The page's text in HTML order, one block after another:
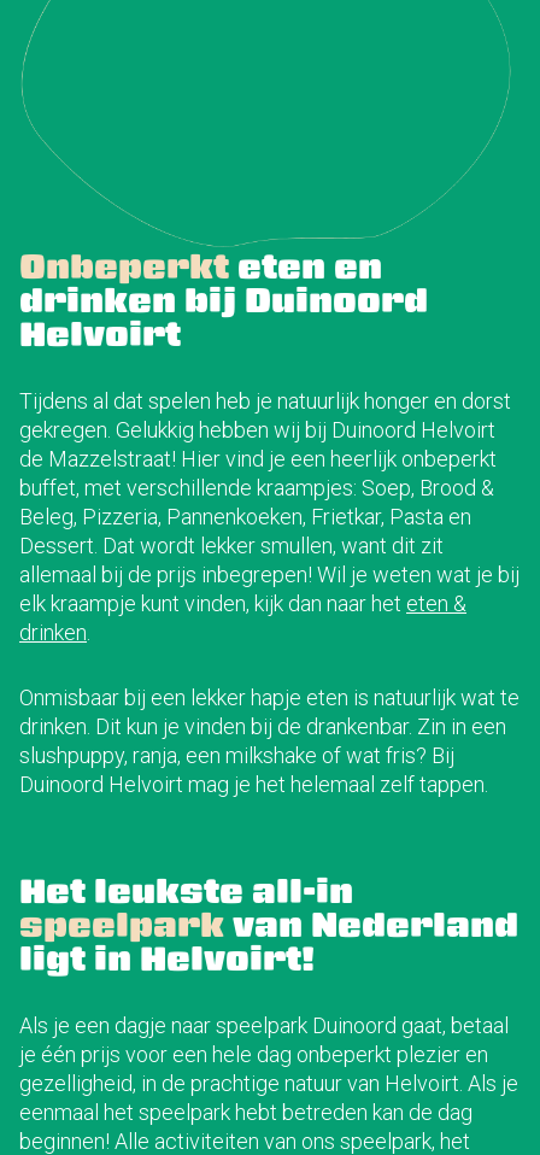
Onbeperkt eten en
drinken bij Duinoord
Helvoirt
Tijdens al dat spelen heb je natuurlijk honger en dorst
gekregen. Gelukkig hebben wij bij Duinoord Helvoirt
de Mazzelstraat! Hier vind je een heerlijk onbeperkt
buffet, met verschillende kraampjes: Soep, Brood &
Beleg, Pizzeria, Pannenkoeken, Frietkar, Pasta en
Dessert. Dat wordt lekker smullen, want dit zit
allemaal bij de prijs inbegrepen! Wil je weten wat je bij
elk kraampje kunt vinden, kijk dan naar het eten &
drinken
Onmisbaar bij een lekker hapje eten is natuurlijk wat te
drinken. Dit kun je vinden bij de drankenbar. Zin in een
slushpuppy, ranja, een milkshake of wat fris? Bij
Duinoord Helvoirt mag je het helemaal zelf tappen.
Het leukste all-in
speelpark van Nederland
ligt in Helvoirt!
Als je een dagje naar speelpark Duinoord gaat, betaal
je één prijs voor een hele dag onbeperkt plezier en
gezelligheid, in de prachtige natuur van Helvoirt. Als je
eenmaal het speelpark hebt betreden kan de dag
beginnen! Alle activiteiten van ons speelpark, het